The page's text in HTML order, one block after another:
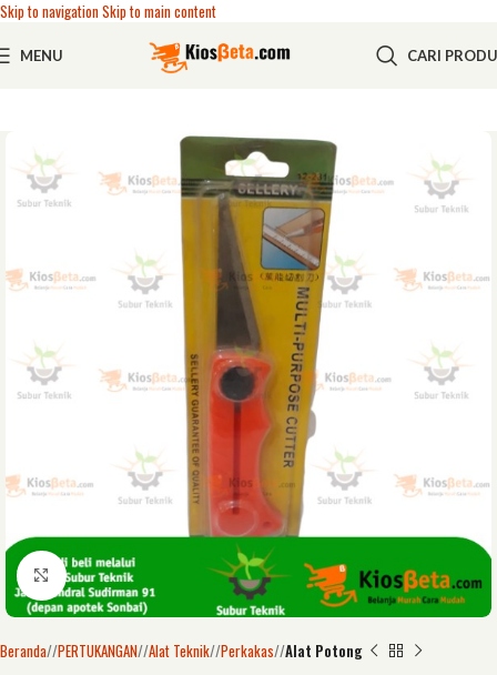
Skip to navigationSkip to main content
MENU CARI
Click to enlarge
Beranda/ PERTUKANGAN/ Alat Teknik/ Perkakas/ Alat Potong